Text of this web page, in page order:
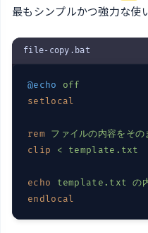
最もシンプルかつ強力な使
file-copy.bat
@echo
off
setlocal
rem
ファイルの内容をそ
clip
< template.txt
echo
template.txt の内
endlocal